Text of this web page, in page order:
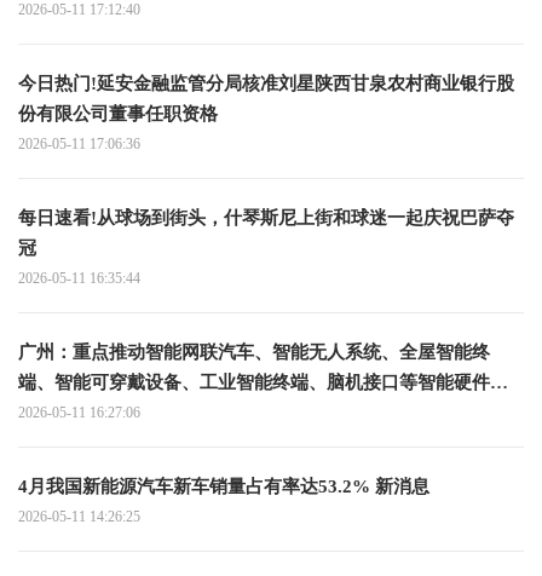
2026-05-11 17:12:40
今日热门!延安金融监管分局核准刘星陕西甘泉农村商业银行股
份有限公司董事任职资格
2026-05-11 17:06:36
每日速看!从球场到街头，什琴斯尼上街和球迷一起庆祝巴萨夺
冠
2026-05-11 16:35:44
广州：重点推动智能网联汽车、智能无人系统、全屋智能终
端、智能可穿戴设备、工业智能终端、脑机接口等智能硬件产
品的研发推广 时快讯
2026-05-11 16:27:06
4月我国新能源汽车新车销量占有率达53.2% 新消息
2026-05-11 14:26:25